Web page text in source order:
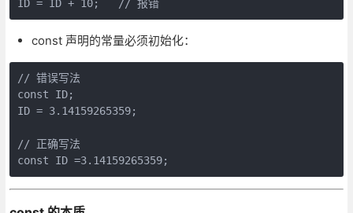
ID = ID + 10;   // 报错
const 声明的常量必须初始化：
// 错误写法
const ID;
ID = 3.14159265359;
// 正确写法